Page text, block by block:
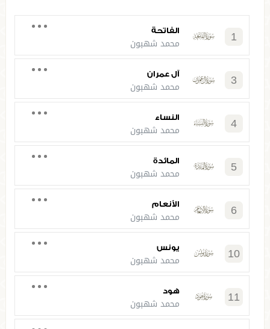
1 الفاتحة
محمد شهبون
3 آل عمران
محمد شهبون
4 النساء
محمد شهبون
5 المائدة
محمد شهبون
6 الأنعام
محمد شهبون
10 يونس
محمد شهبون
11 هود
محمد شهبون